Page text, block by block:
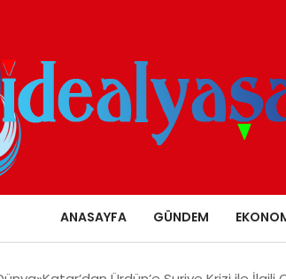
ANASAYFA GÜNDEM